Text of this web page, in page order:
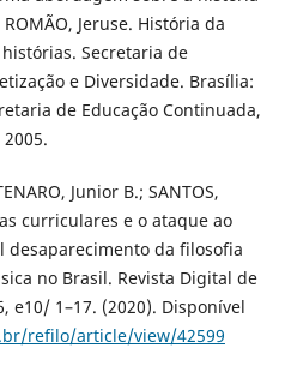
Jeruse. História da
Secretaria de
e Diversidade. Brasília:
de Educação Continuada,
Junior B.; SANTOS,
curriculares e o ataque ao
desaparecimento da filosofia
no Brasil. Revista Digital de
e10/ 1–17. (2020). Disponível
refilo/article/view/42599